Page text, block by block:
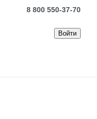
8 800 550-37-70
Войти